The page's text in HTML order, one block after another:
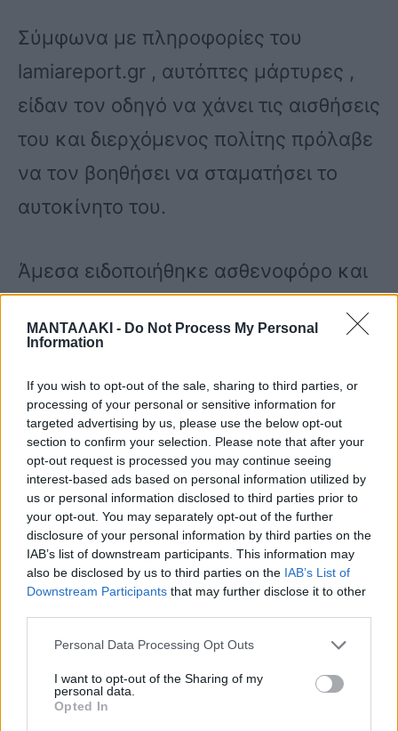
ΜΑΝΤΑΛΑΚΙ - Do Not Process My Personal
Information
If you wish to opt-out of the sale, sharing to third parties, or
processing of your personal or sensitive information for
targeted advertising by us, please use the below opt-out
section to confirm your selection. Please note that after your
opt-out request is processed you may continue seeing
interest-based ads based on personal information utilized by
us or personal information disclosed to third parties prior to
your opt-out. You may separately opt-out of the further
disclosure of your personal information by third parties on the
IAB’s list of downstream participants. This information may
also be disclosed by us to third parties on the IAB’s List of
Downstream Participants that may further disclose it to other
Personal Data Processing Opt Outs
I want to opt-out of the Sharing of my
personal data.
Opted In
Σύμφωνα με πληροφορίες του
lamiareport.gr , αυτόπτες μάρτυρες ,
είδαν τον οδηγό να χάνει τις αισθήσεις
του και διερχόμενος πολίτης πρόλαβε
να τον βοηθήσει να σταματήσει το
αυτοκίνητο του.
Άμεσα ειδοποιήθηκε ασθενοφόρο και
γρήγορα στο σημείο.
Οι ίδιες πληροφορίες αναφέρουν ότι ο
οδηγός του αυτοκινήτου είχε
ανακτήσει τις αισθήσεις του , αλλά
αδυνατούσε να σταθεί στα πόδια του
και έλαβε τις πρώτες βοήθειες από το
πλήρωμα του ασθενοφόρου, που τον
διακόμισε στη συνέχεια στο
Νοσοκομείο.